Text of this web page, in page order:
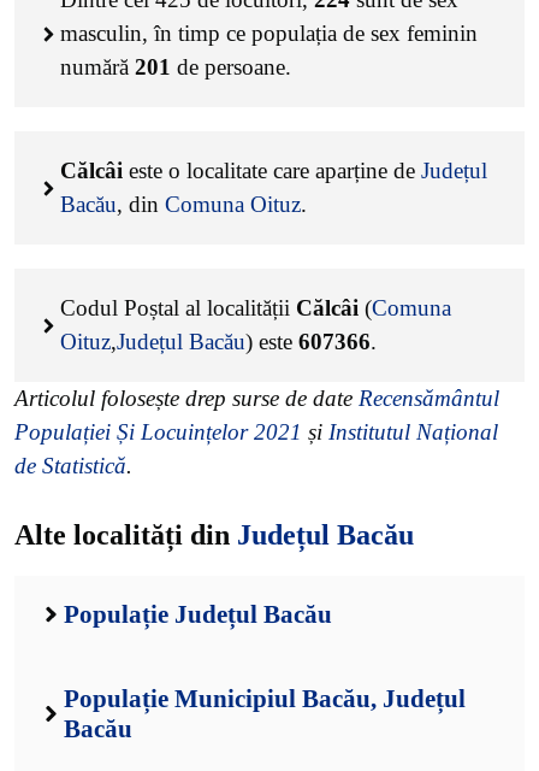
masculin, în timp ce populația de sex feminin
numără 201 de persoane.
Călcâi este o localitate care aparține de Județul
Bacău, din Comuna Oituz.
Codul Poștal al localității Călcâi (Comuna
Oituz,Județul Bacău) este 607366.
Articolul folosește drep surse de date Recensământul
Populației Și Locuințelor 2021 și Institutul Național
de Statistică.
Alte localități din Județul Bacău
Populație Județul Bacău
Populație Municipiul Bacău, Județul
Bacău